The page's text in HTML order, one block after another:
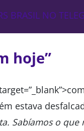
BRASIL NO
hoje”
estava
Sabíamos o que